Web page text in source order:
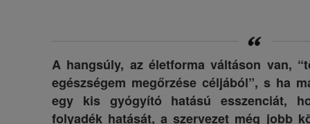
A hangsúly, az életforma váltáson van,
egészségem megőrzése céljából”, s ha
egy kis gyógyító hatású esszenciát,
folyadék hatását, a szervezet még jobb